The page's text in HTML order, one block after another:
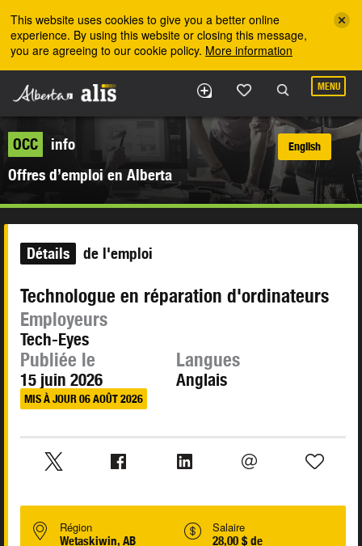
This website uses cookies to give you a better online
experience. By using this website or closing this message,
you are agreeing to our cookie policy. More information
MENU
OCC
info
Offres d’emploi en Alberta
English
Détails de l'emploi
Technologue en réparation d'ordinateurs
Employeurs
Tech-Eyes
Publiée le
15 juin 2026
MIS À JOUR 06 AOÛT 2026
Langues
Anglais
Région
Wetaskiwin, AB
Salaire
28,00 $ de